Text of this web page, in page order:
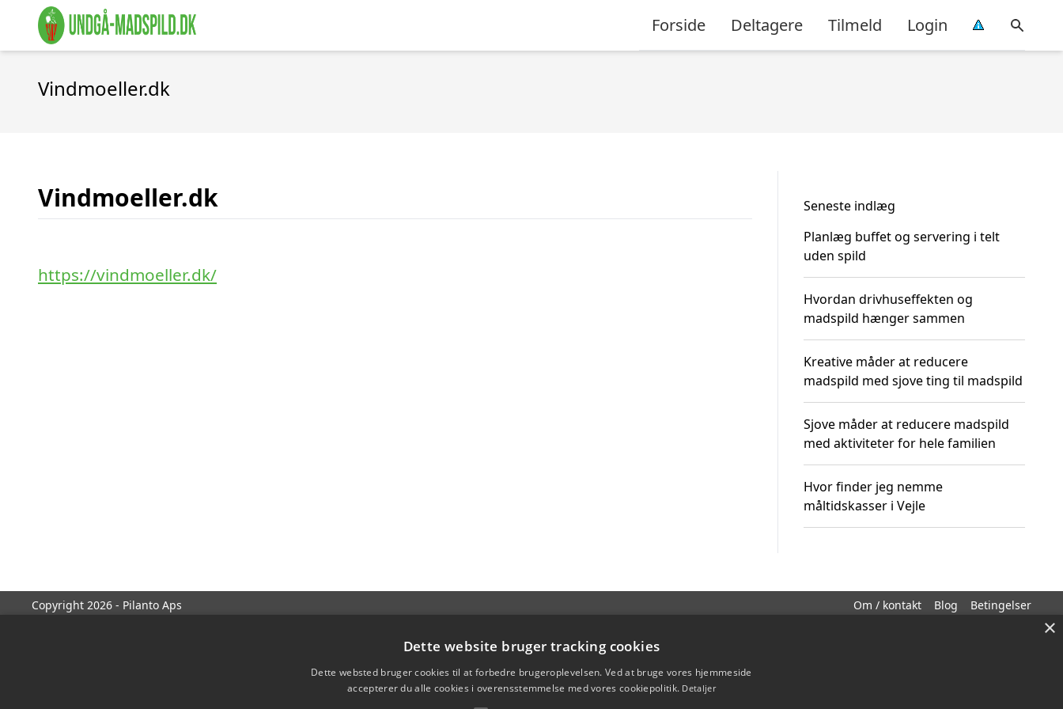
Forside Deltagere Tilmeld Login
Vindmoeller.dk
Vindmoeller.dk
https://vindmoeller.dk/
Seneste indlæg
Planlæg buffet og servering i telt
uden spild
Hvordan drivhuseffekten og
madspild hænger sammen
Kreative måder at reducere
madspild med sjove ting til madspild
Sjove måder at reducere madspild
med aktiviteter for hele familien
Hvor finder jeg nemme
måltidskasser i Vejle
Copyright 2026 - Pilanto Aps Om / kontakt Blog Betingelser
×
Dette website bruger tracking cookies
Dette websted bruger cookies til at forbedre brugeroplevelsen. Ved at bruge vores hjemmeside
accepterer du alle cookies i overensstemmelse med vores cookiepolitik. Detaljer